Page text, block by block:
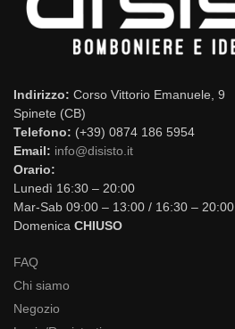
Indirizzo: Corso Vittorio Emanuele, 9
Spinete (CB)
Telefono: (+39) 0874 186 5954
Email: info@disisto.it
Orario:
Lunedì 16:30 – 20:00
Mar-Sab 09:00 – 13:00 / 16:30 – 20:00
Domenica CHIUSO
FAQ
Chi siamo
Negozio